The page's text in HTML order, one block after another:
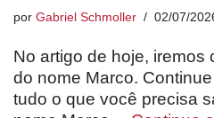
por Gabriel Schmoller 02/07/
No artigo de hoje, iremos
do nome Marco.
tudo o que você precisa